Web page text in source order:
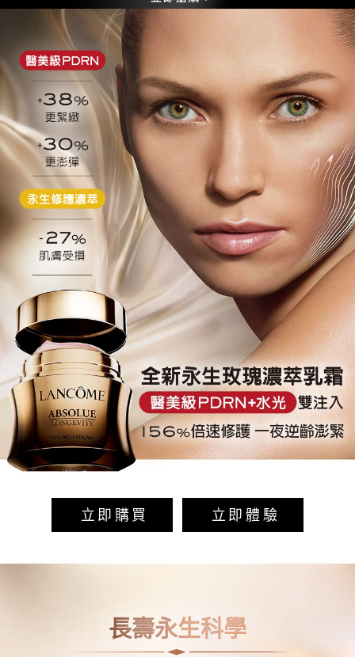
立即購買 立即體驗
長壽永生科學